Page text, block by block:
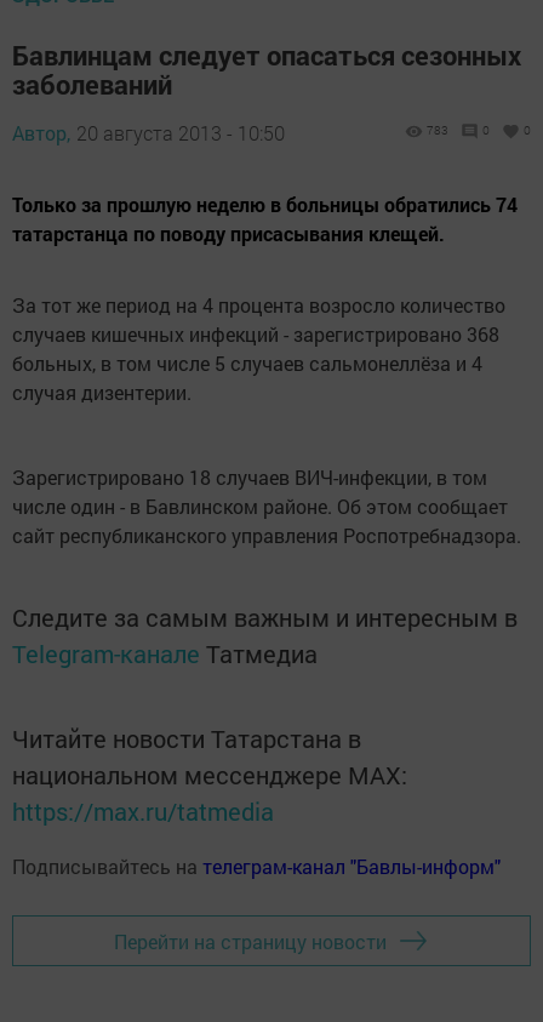
Бавлинцам следует опасаться сезонных
заболеваний
Автор, 20 августа 2013 - 10:50 783 0 0
Только за прошлую неделю в больницы обратились 74
татарстанца по поводу присасывания клещей.
За тот же период на 4 процента возросло количество
случаев кишечных инфекций - зарегистрировано 368
больных, в том числе 5 случаев сальмонеллёза и 4
случая дизентерии.
Зарегистрировано 18 случаев ВИЧ-инфекции, в том
числе один - в Бавлинском районе. Об этом сообщает
сайт республиканского управления Роспотребнадзора.
Следите за самым важным и интересным в
Telegram-канале Татмедиа
Читайте новости Татарстана в
национальном мессенджере MАХ:
https://max.ru/tatmedia
Подписывайтесь на телеграм-канал "Бавлы-информ"
Перейти на страницу новости